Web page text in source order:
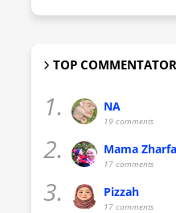
TOP
1. NA
19 comments
2. Mama
17 comments
3. Pizzah
17 comments